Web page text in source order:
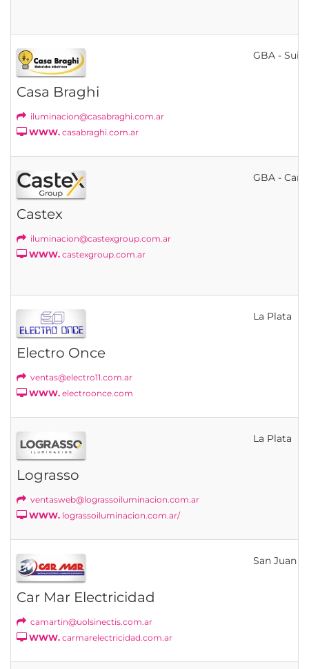
Casa Braghi
iluminacion@casabraghi.com.ar
WWW. casabraghi.com.ar
GBA -
Castex
iluminacion@castexgroup.com.ar
WWW. castexgroup.com.ar
GBA -
Electro Once
ventas@electro11.com.ar
WWW. electroonce.com
La Plata
Lograsso
ventasweb@lograssoiluminacion.com.ar
WWW. lograssoiluminacion.com.ar/
La Plata
Car Mar Electricidad
camartin@uolsinectis.com.ar
WWW. carmarelectricidad.com.ar
San Juan